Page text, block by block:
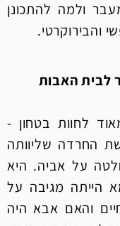
ולמה להתכונן
והבירוקרטי.
לבית האבות
לחוות בטחון -
החרדה שליוותה
על אביה. היא
הייתה מגיבה על
והאם אבא היה